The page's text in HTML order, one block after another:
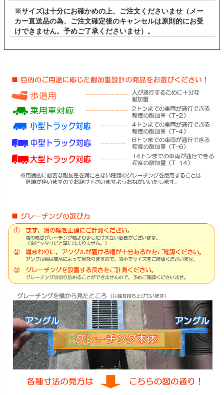
※サイズは十分にお確かめの上、ご注文くださいませ（メー
カー直送品の為、ご注文確定後のキャンセルは原則的にお受
けできません。予めご了承くださいませ）。